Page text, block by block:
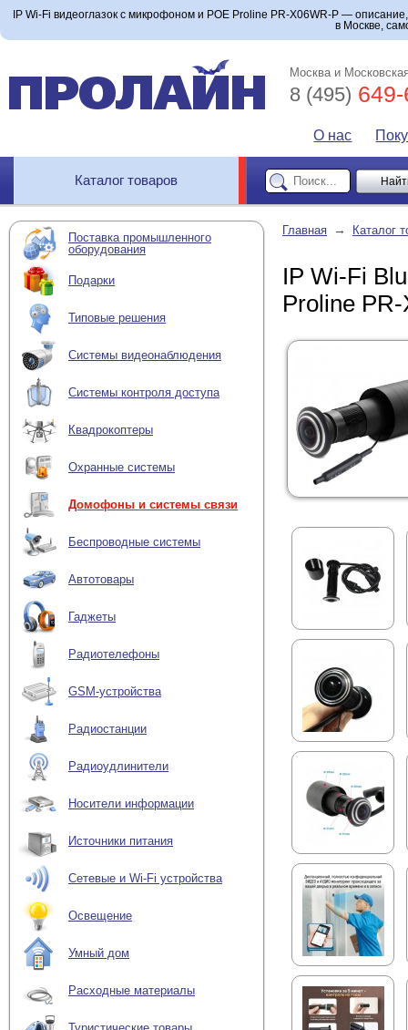
IP Wi-Fi видеоглазок с микрофоном и POE Proline PR-X06WR-P —
в Москве,
Москва и
8 (495)
О нас
Каталог товаров
Поставка промышленного
оборудования
Подарки
Типовые решения
Системы видеонаблюдения
Системы контроля доступа
Квадрокоптеры
Охранные системы
Домофоны и системы связи
Беспроводные системы
Автотовары
Гаджеты
Радиотелефоны
GSM-устройства
Радиостанции
Радиоудлинители
Носители информации
Источники питания
Сетевые и Wi-Fi устройства
Освещение
Умный дом
Расходные материалы
Главная → Каталог
IP Wi-Fi
Proline